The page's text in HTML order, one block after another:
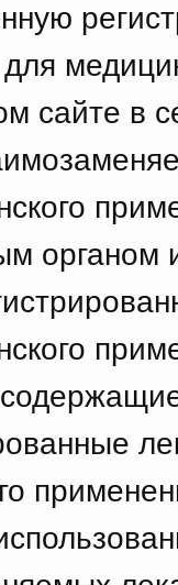
сайте в
органом